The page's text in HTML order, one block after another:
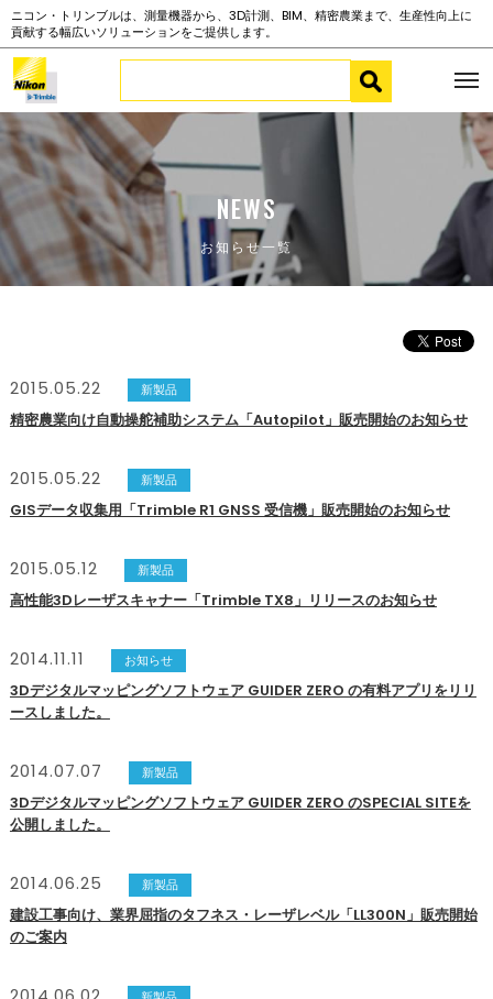
ニコン・トリンブルは、測量機器から、3D計測、BIM、精密農業まで、生産性向上に
貢献する幅広いソリューションをご提供します。
NEWS
お知らせ一覧
2015.05.22 新製品
精密農業向け自動操舵補助システム「Autopilot」販売開始のお知らせ
2015.05.22 新製品
GISデータ収集用「Trimble R1 GNSS 受信機」販売開始のお知らせ
2015.05.12 新製品
高性能3Dレーザスキャナー「Trimble TX8」リリースのお知らせ
2014.11.11 お知らせ
3Dデジタルマッピングソフトウェア GUIDER ZERO の有料アプリをリリ
ースしました。
2014.07.07 新製品
3Dデジタルマッピングソフトウェア GUIDER ZERO のSPECIAL SITEを
公開しました。
2014.06.25 新製品
建設工事向け、業界屈指のタフネス・レーザレベル「LL300N」販売開始
のご案内